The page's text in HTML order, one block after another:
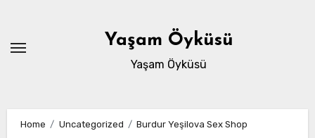
content
Yaşam Öyküsü
Yaşam Öyküsü
Home Uncategorized Burdur Yeşilova Sex Shop